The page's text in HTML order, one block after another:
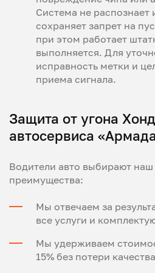
Система не распознает
сохраняет запрет на
при этом работает
выполняется. Для
исправность метки и
приема сигнала.
Защита от угона
автосервиса
Водители авто выбирают наш
преимущества:
Мы отвечаем за
все услуги и
Мы удерживаем
15% без потери